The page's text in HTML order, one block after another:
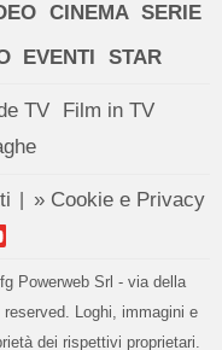
CINEMA SERIE
EVENTI STAR
TV
Film in TV
» Cookie e Privacy
Powerweb Srl - via della
Loghi, immagini e
dei rispettivi proprietari.